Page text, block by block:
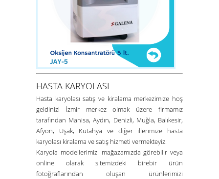
HASTA KARYOLASI
Hasta karyolası satış ve kiralama merkezimize hoş
geldiniz! İzmir merkez olmak üzere firmamız
tarafından Manisa,Aydın, Denizli, Muğla, Balıkesir,
Afyon, Uşak, Kütahya ve diğer illerimize hasta
karyolası kiralama ve satış hizmeti vermekteyiz.
Karyola modellerimizi mağazamızda görebilir veya
online olarak sitemizdeki birebir ürün
fotoğraflarından oluşan ürünlerimizi